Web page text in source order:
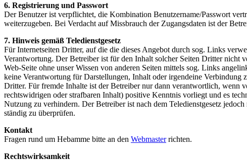
6. Registrierung und Passwort
Der Benutzer ist verpflichtet, die Kombination Benutzername/Passwort
weiterzugeben. Bei Verdacht auf Missbrauch der Zugangsdaten ist der
7. Hinweis gemäß Teledienstgesetz
Für Internetseiten Dritter, auf die die dieses Angebot durch sog. Links
Verantwortung. Der Betreiber ist für den Inhalt solcher Seiten Dritter nicht
Web-Seite ohne unser Wissen von anderen Seiten mittels sog. Links
keine Verantwortung für Darstellungen, Inhalt oder irgendeine Verbindung
Dritter. Für fremde Inhalte ist der Betreiber nur dann verantwortlich, wenn
rechtswidrigen oder strafbaren Inhalt) positive Kenntnis vorliegt und es
Nutzung zu verhindern. Der Betreiber ist nach dem Teledienstgesetz
ständig zu überprüfen.
Kontakt
Fragen rund um Hebamme bitte an den Webmasterrichten.
Rechtswirksamkeit